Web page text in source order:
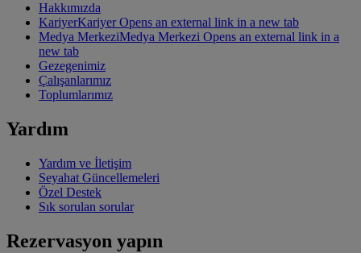
Hakkımızda
KariyerKariyer Opens an external link in a new tab
Medya MerkeziMedya Merkezi Opens an external link in a
new tab
Gezegenimiz
Çalışanlarımız
Toplumlarımız
Yardım
Yardım ve İletişim
Seyahat Güncellemeleri
Özel Destek
Sık sorulan sorular
Rezervasyon yapın